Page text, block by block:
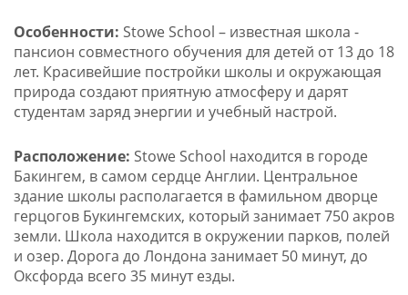
Особенности: Stowe School – известная школа -
пансион совместного обучения для детей от 13 до 18
лет. Красивейшие постройки школы и окружающая
природа создают приятную атмосферу и дарят
студентам заряд энергии и учебный настрой.
Расположение: Stowe School находится в городе
Бакингем, в самом сердце Англии. Центральное
здание школы располагается в фамильном дворце
герцогов Букингемских, который занимает 750 акров
земли. Школа находится в окружении парков, полей
и озер. Дорога до Лондона занимает 50 минут, до
Оксфорда всего 35 минут езды.